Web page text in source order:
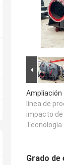
Ampliación
línea de
impacto
Tecnología
Grado